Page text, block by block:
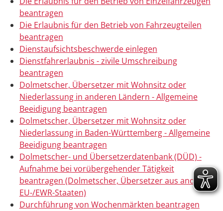
beantragen
Die Erlaubnis für den Betrieb von Fahrzeugteilen
beantragen
Dienstaufsichtsbeschwerde einlegen
Dienstfahrerlaubnis - zivile Umschreibung
beantragen
Dolmetscher, Übersetzer mit Wohnsitz oder
Niederlassung in anderen Ländern - Allgemeine
Beeidigung beantragen
Dolmetscher, Übersetzer mit Wohnsitz oder
Niederlassung in Baden-Württemberg - Allgemeine
Beeidigung beantragen
Dolmetscher- und Übersetzerdatenbank (DÜD) -
Aufnahme bei vorübergehender Tätigkeit
beantragen (Dolmetscher, Übersetzer aus anderen
EU-/EWR-Staaten)
Durchführung von Wochenmärkten beantragen